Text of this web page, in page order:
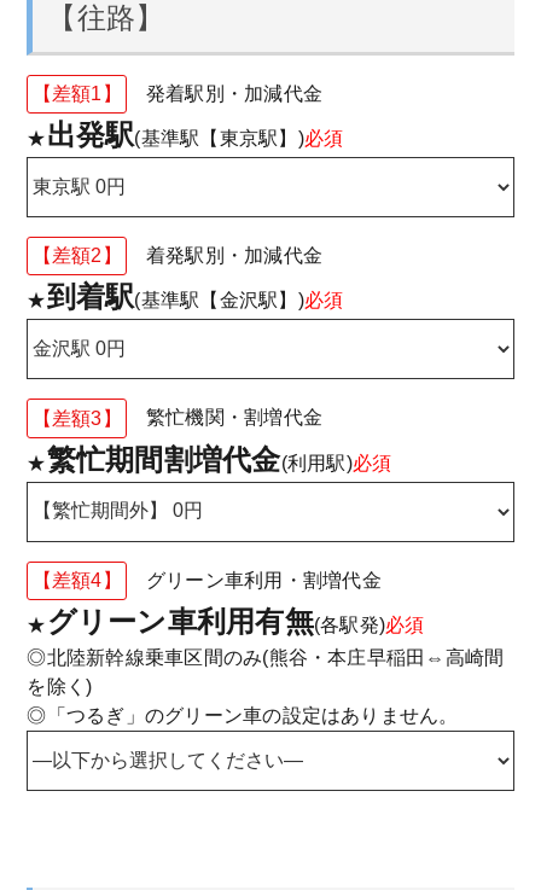
【往路】
【差額1】 発着駅別・加減代金
★出発駅(基準駅【東京駅】)必須
【差額2】 着発駅別・加減代金
★到着駅(基準駅【金沢駅】)必須
【差額3】 繁忙機関・割増代金
★繁忙期間割増代金(利用駅)必須
【差額4】 グリーン車利用・割増代金
★ グリーン車利用有無(各駅発)必須
◎北陸新幹線乗車区間のみ(熊谷・本庄早稲田⇔高崎間
を除く)
◎「つるぎ」のグリーン車の設定はありません。